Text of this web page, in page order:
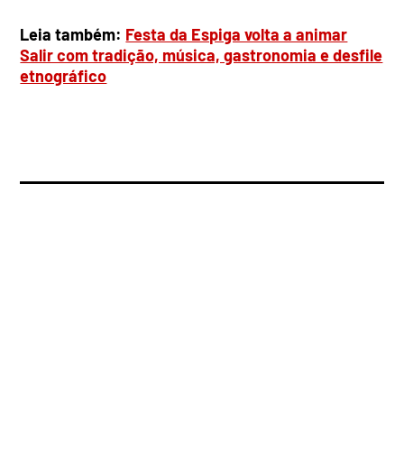
Leia também: Festa da Espiga volta a animar
Salir com tradição, música, gastronomia e desfile
etnográfico